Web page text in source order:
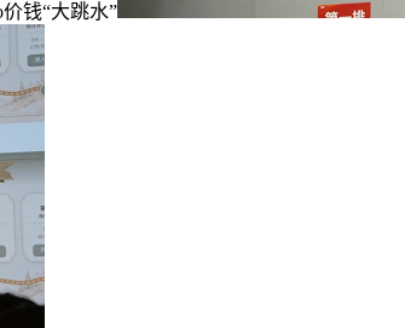
钱“大跳水”